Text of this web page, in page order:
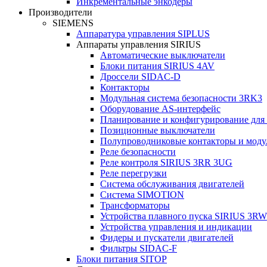
Производители
SIEMENS
Аппаратура управления SIPLUS
Аппараты управления SIRIUS
Автоматические выключатели
Блоки питания SIRIUS 4AV
Дроссели SIDAC-D
Контакторы
Модульная система безопасности 3RK3
Оборудование AS-интерфейс
Планирование и конфигурирование
Позиционные выключатели
Полупроводниковые контакторы и
Реле безопасности
Реле контроля SIRIUS 3RR 3UG
Реле перегрузки
Сиcтема обслуживания двигателей
Система SIMOTION
Трансформаторы
Устройства плавного пуска SIRIUS 3RW
Устройства управления и индикации
Фидеры и пускатели двигателей
Фильтры SIDAC-F
Блоки питания SITOP